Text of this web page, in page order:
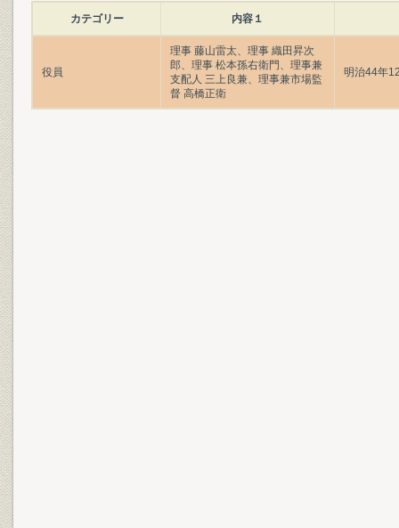
カテゴリー 内容１
役員
理事 藤山雷太、理事 織田昇次
郎、理事 松本孫右衛門、理事兼
支配人 三上良兼、理事兼市場監
督 高橋正衛
明治44年